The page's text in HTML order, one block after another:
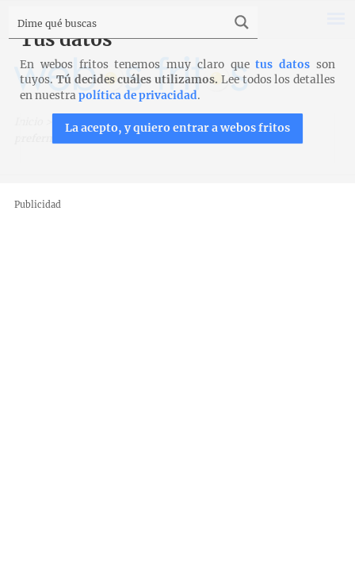
Pan Panes con prefermento
Pan rústico con
Publicidad
Tus datos
En webos fritos tenemos muy claro quetus datos son
tuyos. Tú decides cuáles utilizamos. Lee todos los detalles
en nuestrapolítica de privacidad.
La acepto, y quiero entrar a webos fritos